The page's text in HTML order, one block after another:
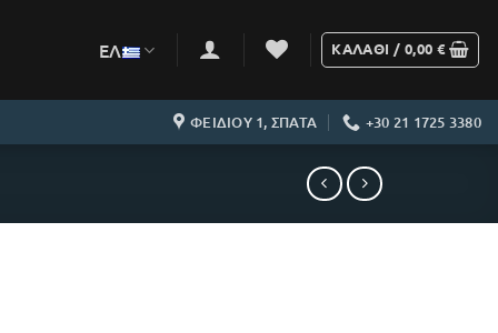
ΕΛ ΚΑΛΆΘΙ / 0,00 €
ΦΕΙΔΙΟΥ 1, ΣΠΑΤΑ +30 21 1725 3380